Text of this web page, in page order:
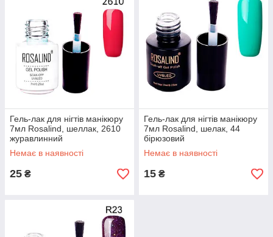
Гель-лак для нігтів манікюру
7мл Rosalind, шеллак, 2610
журавлинний
Немає в наявності
25 ₴
Гель-лак для нігтів манікюру
7мл Rosalind, шелак, 44
бірюзовий
Немає в наявності
15 ₴